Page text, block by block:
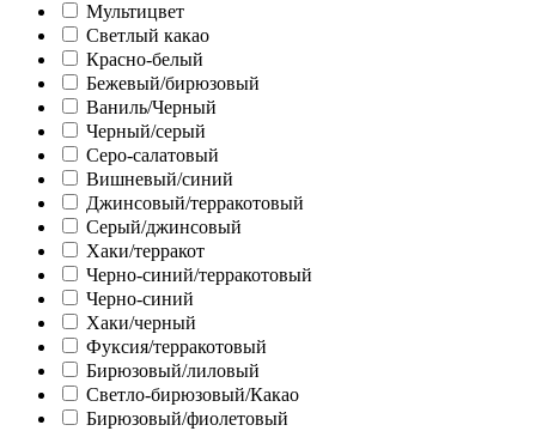
Мультицвет
Светлый какао
Красно-белый
Бежевый/бирюзовый
Ваниль/Черный
Черный/серый
Серо-салатовый
Вишневый/синий
Джинсовый/терракотовый
Серый/джинсовый
Хаки/терракот
Черно-синий/терракотовый
Черно-синий
Хаки/черный
Фуксия/терракотовый
Бирюзовый/лиловый
Светло-бирюзовый/Какао
Бирюзовый/фиолетовый